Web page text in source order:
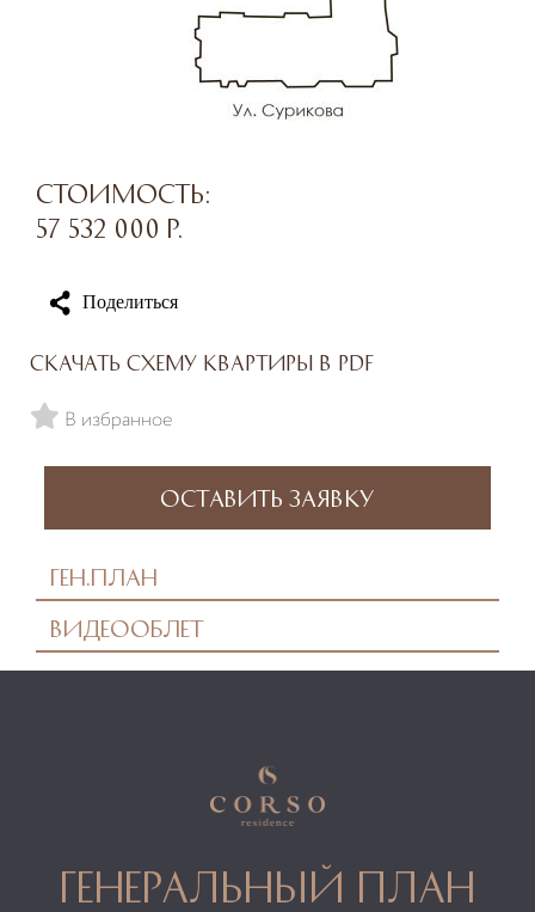
Стоимость:
57 532 000 р.
Поделиться
Скачать схему квартиры в PDF
В избранное
Оставить заявку
Ген.план
Видеооблет
генеральный план